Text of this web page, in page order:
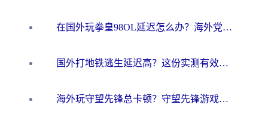
在国外玩拳皇98OL延迟怎么办？海外党亲测有效的低延迟指南
国外打地铁逃生延迟高？这份实测有效的低延迟指南帮你吃鸡
海外玩守望先锋总卡顿？守望先锋游戏加速器在哪里买&避坑指南（附欧洲非洲游戏实测）